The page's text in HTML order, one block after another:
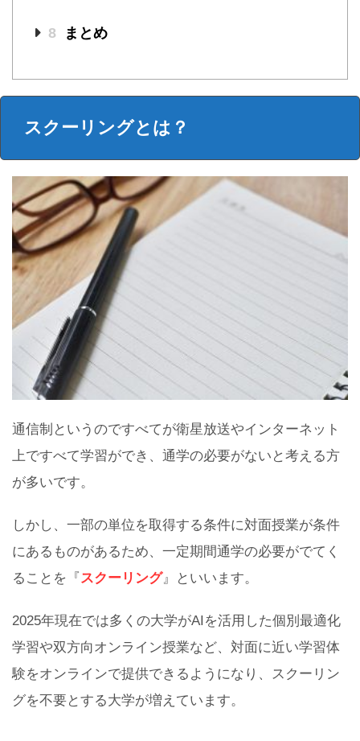
8 まとめ
スクーリングとは？
通信制というのですべてが衛星放送やインターネット
上ですべて学習ができ、通学の必要がないと考える方
が多いです。
しかし、一部の単位を取得する条件に対面授業が条件
にあるものがあるため、一定期間通学の必要がでてく
ることを『スクーリング』といいます。
2025年現在では多くの大学がAIを活用した個別最適化
学習や双方向オンライン授業など、対面に近い学習体
験をオンラインで提供できるようになり、スクーリン
グを不要とする大学が増えています。